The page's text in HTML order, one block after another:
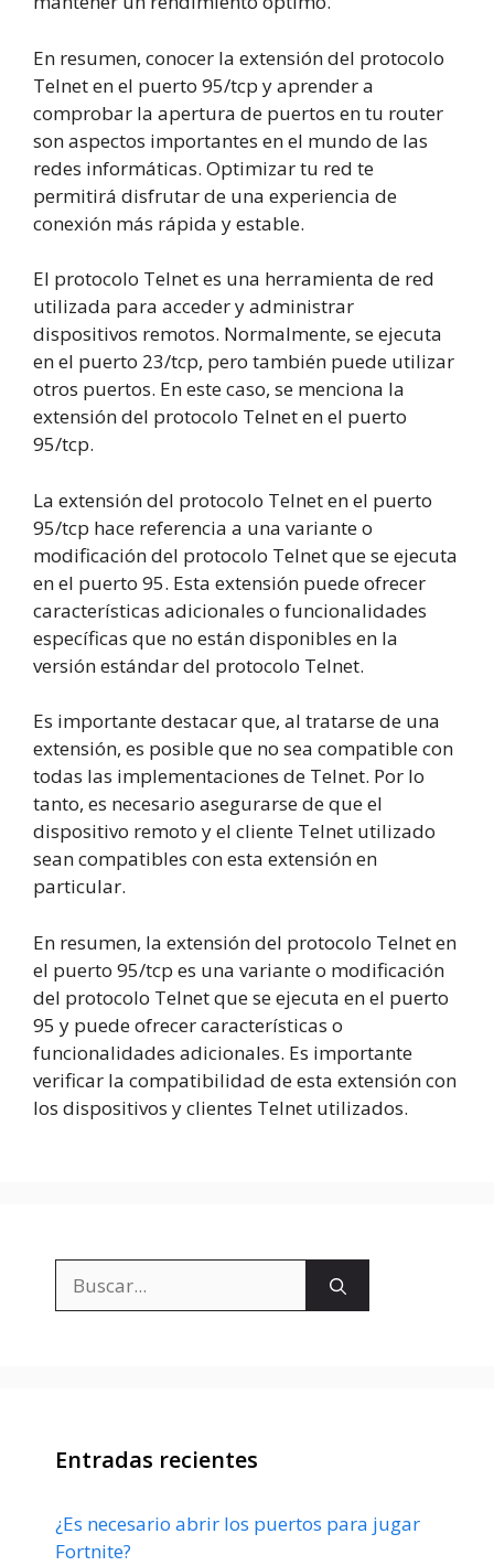
En resumen, conocer la extensión del protocolo
Telnet en el puerto 95/tcp y aprender a
comprobar la apertura de puertos en tu router
son aspectos importantes en el mundo de las
redes informáticas. Optimizar tu red te
permitirá disfrutar de una experiencia de
conexión más rápida y estable.
El protocolo Telnet es una herramienta de red
utilizada para acceder y administrar
dispositivos remotos. Normalmente, se ejecuta
en el puerto 23/tcp, pero también puede utilizar
otros puertos. En este caso, se menciona la
extensión del protocolo Telnet en el puerto
95/tcp.
La extensión del protocolo Telnet en el puerto
95/tcp hace referencia a una variante o
modificación del protocolo Telnet que se ejecuta
en el puerto 95. Esta extensión puede ofrecer
características adicionales o funcionalidades
específicas que no están disponibles en la
versión estándar del protocolo Telnet.
Es importante destacar que, al tratarse de una
extensión, es posible que no sea compatible con
todas las implementaciones de Telnet. Por lo
tanto, es necesario asegurarse de que el
dispositivo remoto y el cliente Telnet utilizado
sean compatibles con esta extensión en
particular.
En resumen, la extensión del protocolo Telnet en
el puerto 95/tcp es una variante o modificación
del protocolo Telnet que se ejecuta en el puerto
95 y puede ofrecer características o
funcionalidades adicionales. Es importante
verificar la compatibilidad de esta extensión con
los dispositivos y clientes Telnet utilizados.
Entradas recientes
¿Es necesario abrir los puertos para jugar
Fortnite?